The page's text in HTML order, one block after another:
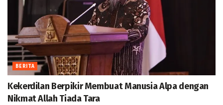
BERITA
Kekerdilan Berpikir Membuat Manusia Alpa dengan
Nikmat Allah Tiada Tara